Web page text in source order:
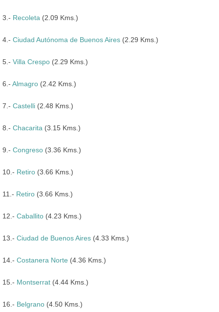
3.- Recoleta (2.09 Kms.)
4.- Ciudad Autónoma de Buenos Aires (2.29 Kms.)
5.- Villa Crespo (2.29 Kms.)
6.- Almagro (2.42 Kms.)
7.- Castelli (2.48 Kms.)
8.- Chacarita (3.15 Kms.)
9.- Congreso (3.36 Kms.)
10.- Retiro (3.66 Kms.)
11.- Retiro (3.66 Kms.)
12.- Caballito (4.23 Kms.)
13.- Ciudad de Buenos Aires (4.33 Kms.)
14.- Costanera Norte (4.36 Kms.)
15.- Montserrat (4.44 Kms.)
16.- Belgrano (4.50 Kms.)